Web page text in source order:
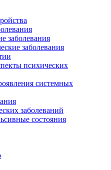
заболевания
заболевания
психических
системных
заболеваний
состояния